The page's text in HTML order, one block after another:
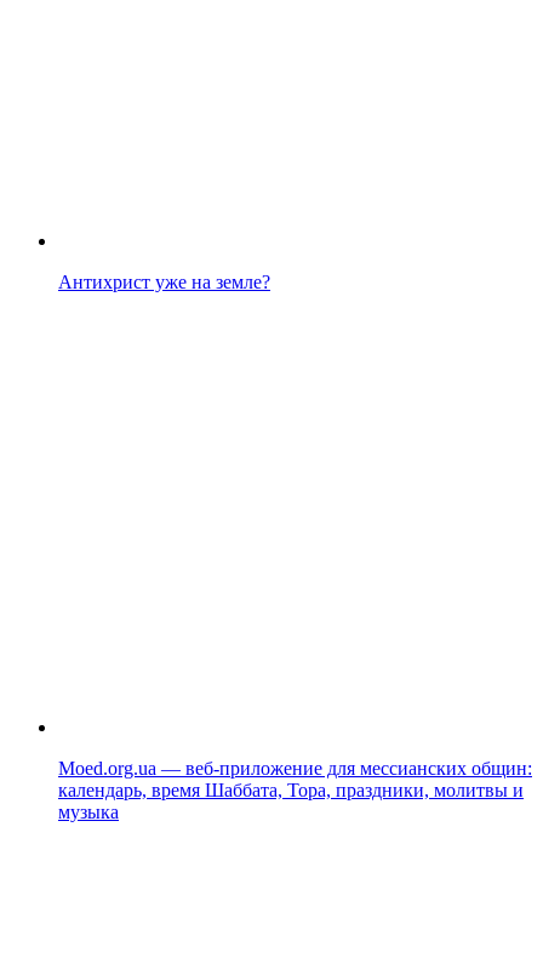
Антихрист уже на земле?
Moed.org.ua — веб-приложение для мессианских общин:
календарь, время Шаббата, Тора, праздники, молитвы и
музыка